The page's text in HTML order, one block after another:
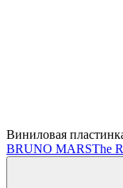
Виниловая
BRUNO MARSThe